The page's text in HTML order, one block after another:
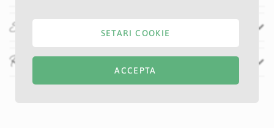
Specificatii
Recenzii
ACCEPTA
SETARI COOKIE